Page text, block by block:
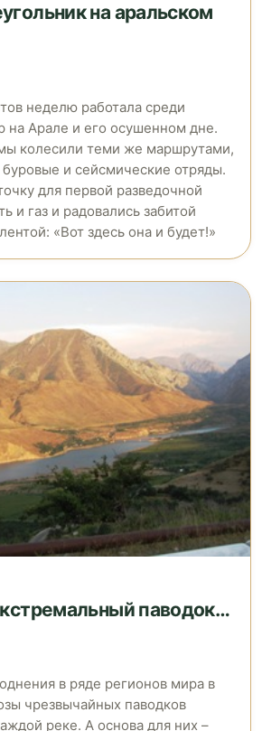
на аральском
неделю работала среди
на Арале и его осушенном дне.
колесили теми же маршрутами,
и сейсмические отряды.
для первой разведочной
и газ и радовались забитой
«Вот здесь она и будет!»
паводок…
в ряде регионов мира в
чрезвычайных паводков
реке. А основа для них –